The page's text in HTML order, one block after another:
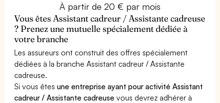
À partir de 20 € par mois
Vous êtes Assistant cadreur / Assistante cadreuse
? Prenez une mutuelle spécialement dédiée à
votre branche
Les assureurs ont construit des offres spécialement
dédiées à la branche Assistant cadreur / Assistante
cadreuse.
Si vous êtesune entreprise ayant pour activité Assistant
cadreur / Assistante cadreuse vous devrez adhérer à